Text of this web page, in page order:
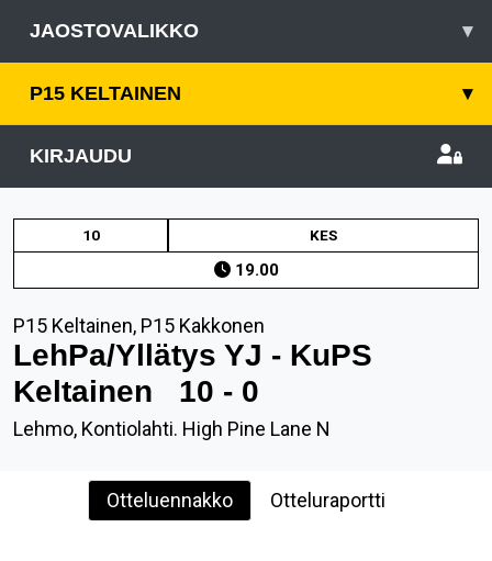
JAOSTOVALIKKO ▾
P15 KELTAINEN ▾
KIRJAUDU
10 KES
19.00
P15 Keltainen, P15 Kakkonen
LehPa/Yllätys YJ - KuPS
Keltainen 10 - 0
Lehmo, Kontiolahti. High Pine Lane N
Otteluennakko Otteluraportti